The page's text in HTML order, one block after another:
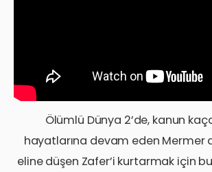
Ölümlü Dünya 2’de, kanun
hayatlarına devam eden Mermer
eline düşen Zafer’i kurtarmak için